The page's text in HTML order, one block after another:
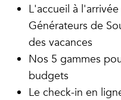
L'accueil à
Générateurs de
des vacances
Nos 5 gammes
budgets
Le check-in en